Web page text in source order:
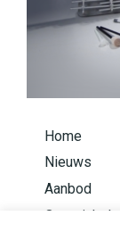
Home
Nieuws
Aanbod
Overzicht